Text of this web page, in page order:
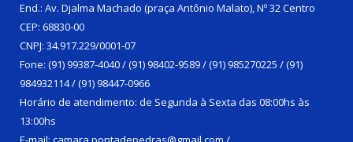
End.: Av. Djalma Machado (praça Antônio Malato), Nº 32 Centro
CEP: 68830-00
CNPJ: 34.917.229/0001-07
Fone: (91) 99387-4040 / (91) 98402-9589 / (91) 985270225 / (91)
984932114 / (91) 98447-0966
Horário de atendimento: de Segunda à Sexta das 08:00hs às
13:00hs